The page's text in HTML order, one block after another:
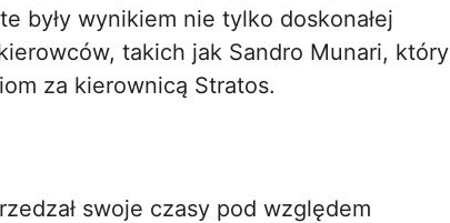
były wynikiem nie tylko doskonałej
takich jak Sandro Munari, który
za kierownicą Stratos.
swoje czasy pod względem